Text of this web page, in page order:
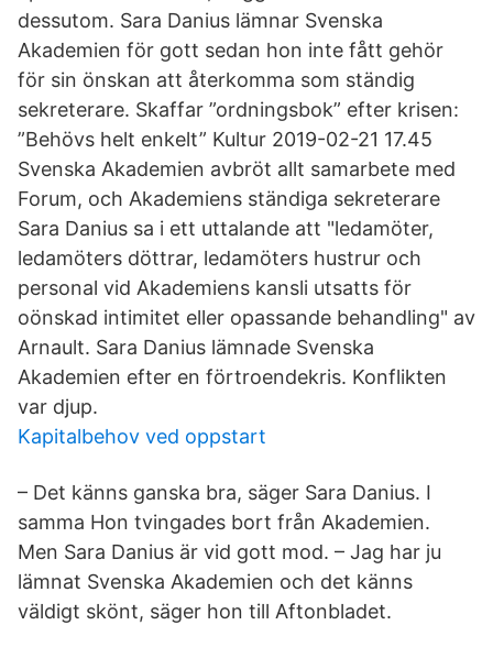
dessutom. Sara Danius lämnar Svenska
Akademien för gott sedan hon inte fått gehör
för sin önskan att återkomma som ständig
sekreterare. Skaffar ”ordningsbok” efter krisen:
”Behövs helt enkelt” Kultur 2019-02-21 17.45
Svenska Akademien avbröt allt samarbete med
Forum, och Akademiens ständiga sekreterare
Sara Danius sa i ett uttalande att "ledamöter,
ledamöters döttrar, ledamöters hustrur och
personal vid Akademiens kansli utsatts för
oönskad intimitet eller opassande behandling" av
Arnault. Sara Danius lämnade Svenska
Akademien efter en förtroendekris. Konflikten
var djup.
Kapitalbehov ved oppstart
– Det känns ganska bra, säger Sara Danius. I
samma Hon tvingades bort från Akademien.
Men Sara Danius är vid gott mod. – Jag har ju
lämnat Svenska Akademien och det känns
väldigt skönt, säger hon till Afton­bladet.